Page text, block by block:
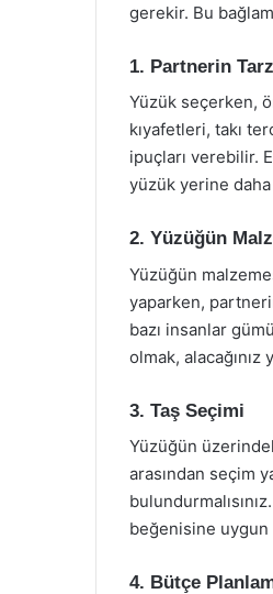
gerekir. Bu
1. Partnerin
Yüzük seçerken,
kıyafetleri, takı
ipuçları verebilir.
yüzük yerine
2. Yüzüğün
Yüzüğün
yaparken,
bazı insanlar
olmak, alacağınız
3. Taş Seçimi
Yüzüğün
arasından seçim
beğenisine uygun
4. Bütçe